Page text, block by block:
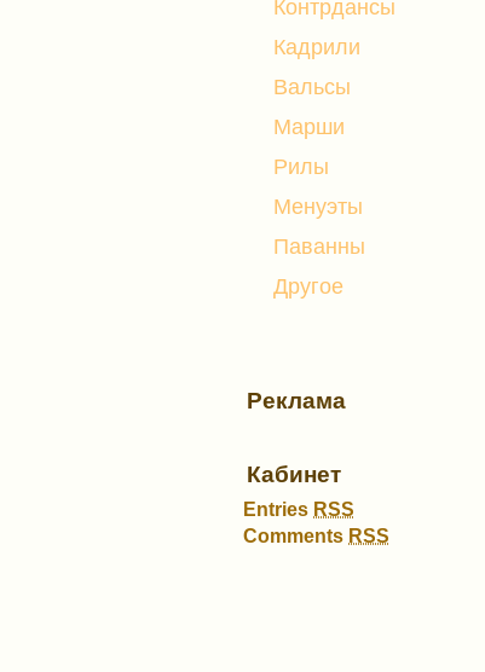
Контрдансы
Кадрили
Вальсы
Марши
Рилы
Менуэты
Паванны
Другое
Реклама
Кабинет
Entries RSS
Comments RSS